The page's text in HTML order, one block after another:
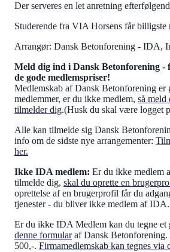
Der serveres en let anretning
Studerende fra VIA Horsens får billigste
Arrangør: Dansk Betonforening - IDA,
Meld dig ind i Dansk Betonforening -
de gode medlemspriser!
Medlemskab af Dansk Betonforening
medlemmer, er du ikke medlem, så meld
tilmelder dig.(Husk du skal være logget
Alle kan tilmelde sig Dansk
info om de sidste nye arrangementer:
her.
Ikke IDA medlem: Er du ikke medlem
tilmelde dig, skal du oprette en
oprettelse af en brugerprofil får du
tjenester - du bliver ikke medlem af IDA.
Er du ikke IDA Medlem kan du tegne et
denne formularaf Dansk Betonforening.
500,-. Firmamedlemskab kan tegnes via